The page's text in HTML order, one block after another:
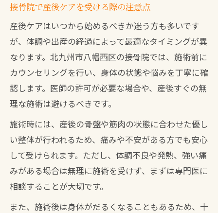
接骨院で産後ケアを受ける際の注意点
産後ケアはいつから始めるべきか迷う方も多いです
が、体調や出産の経過によって最適なタイミングが異
なります。北九州市八幡西区の接骨院では、施術前に
カウンセリングを行い、身体の状態や悩みを丁寧に確
認します。医師の許可が必要な場合や、産後すぐの無
理な施術は避けるべきです。
施術時には、産後の骨盤や筋肉の状態に合わせた優し
い整体が行われるため、痛みや不安がある方でも安心
して受けられます。ただし、体調不良や発熱、強い痛
みがある場合は無理に施術を受けず、まずは専門医に
相談することが大切です。
また、施術後は身体がだるくなることもあるため、十